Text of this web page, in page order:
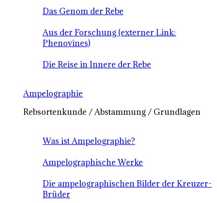
Das Genom der Rebe
Aus der Forschung (externer Link:
Phenovines)
Die Reise in Innere der Rebe
Ampelographie
Rebsortenkunde / Abstammung / Grundlagen
Was ist Ampelographie?
Ampelographische Werke
Die ampelographischen Bilder der Kreuzer-
Brüder